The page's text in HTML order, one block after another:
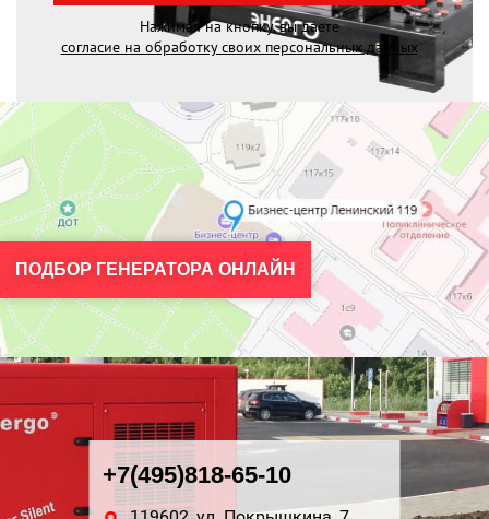
Нажимая на кнопку, вы даете
согласие на обработку своих персональных данных
+7(495)818-65-10
ПОДБОР ГЕНЕРАТОРА ОНЛАЙН